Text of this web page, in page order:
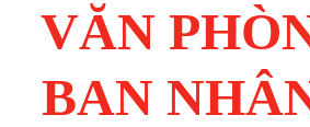
VĂN
BAN